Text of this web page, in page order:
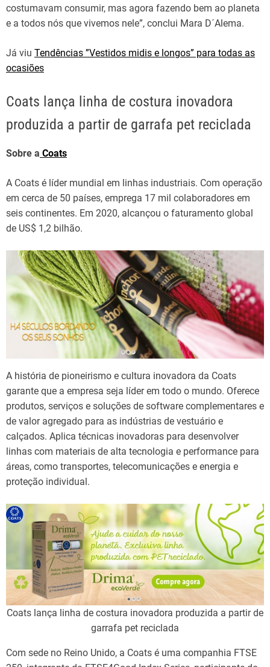
costumavam consumir, mas agora fazendo bem ao planeta
e a todos nós que vivemos nele”, conclui Mara D´Alema.
Já viu Tendências ”Vestidos midis e longos” para todas as
ocasiões
Coats lança linha de costura inovadora
produzida a partir de garrafa pet reciclada
Sobre a Coats
A Coats é líder mundial em linhas industriais. Com operação
em cerca de 50 países, emprega 17 mil colaboradores em
seis continentes. Em 2020, alcançou o faturamento global
de US$ 1,2 bilhão.
A história de pioneirismo e cultura inovadora da Coats
garante que a empresa seja líder em todo o mundo. Oferece
produtos, serviços e soluções de software complementares e
de valor agregado para as indústrias de vestuário e
calçados. Aplica técnicas inovadoras para desenvolver
linhas com materiais de alta tecnologia e performance para
áreas, como transportes, telecomunicações e energia e
proteção individual.
Coats lança linha de costura inovadora produzida a partir de
garrafa pet reciclada
Com sede no Reino Unido, a Coats é uma companhia FTSE